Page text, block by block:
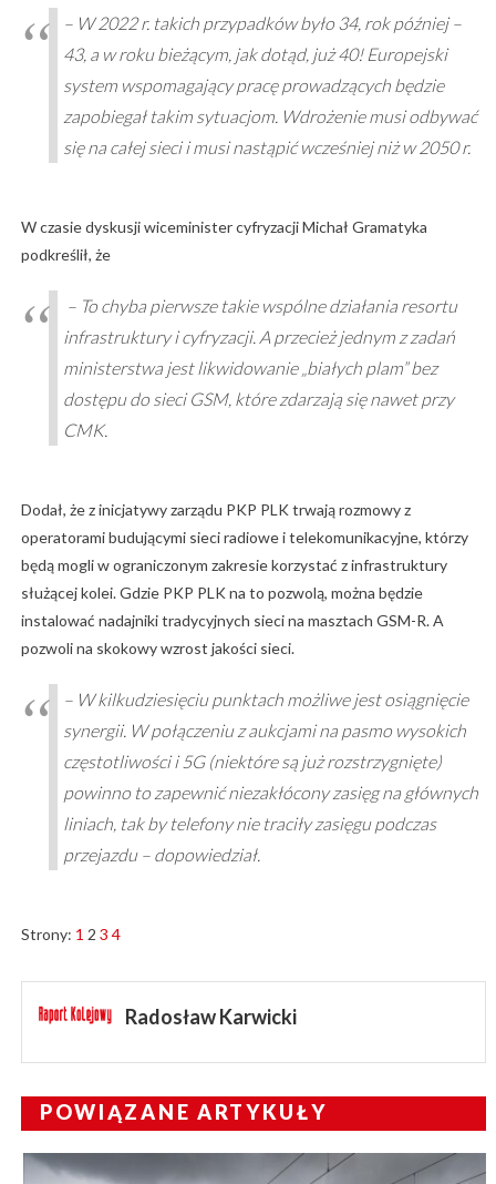
– W 2022 r. takich przypadków było 34, rok później –
43, a w roku bieżącym, jak dotąd, już 40! Europejski
system wspomagający pracę prowadzących będzie
zapobiegał takim sytuacjom. Wdrożenie musi odbywać
się na całej sieci i musi nastąpić wcześniej niż w 2050 r.
W czasie dyskusji wiceminister cyfryzacji Michał Gramatyka
podkreślił, że
– To chyba pierwsze takie wspólne działania resortu
infrastruktury i cyfryzacji. A przecież jednym z zadań
ministerstwa jest likwidowanie „białych plam” bez
dostępu do sieci GSM, które zdarzają się nawet przy
CMK.
Dodał, że z inicjatywy zarządu PKP PLK trwają rozmowy z
operatorami budującymi sieci radiowe i telekomunikacyjne, którzy
będą mogli w ograniczonym zakresie korzystać z infrastruktury
służącej kolei. Gdzie PKP PLK na to pozwolą, można będzie
instalować nadajniki tradycyjnych sieci na masztach GSM-R. A
pozwoli na skokowy wzrost jakości sieci.
– W kilkudziesięciu punktach możliwe jest osiągnięcie
synergii. W połączeniu z aukcjami na pasmo wysokich
częstotliwości i 5G (niektóre są już rozstrzygnięte)
powinno to zapewnić niezakłócony zasięg na głównych
liniach, tak by telefony nie traciły zasięgu podczas
przejazdu – dopowiedział.
Strony: 1 2 3 4
Radosław Karwicki
POWIĄZANE ARTYKUŁY